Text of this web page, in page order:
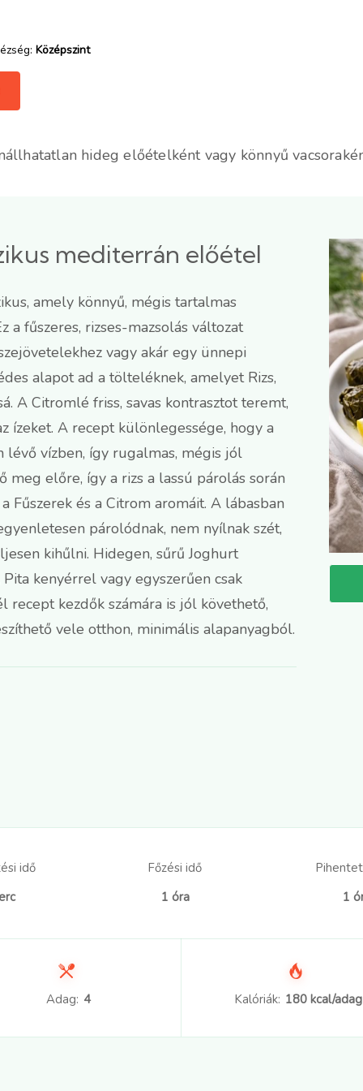
Középszint
hideg előételként vagy könnyű
mediterrán előétel
amely könnyű, mégis tartalmas
a fűszeres, rizses-mazsolás változat
vagy akár egy ünnepi
alapot ad a tölteléknek, amelyet Rizs,
A Citromlé friss, savas kontrasztot teremt,
ízeket. A recept különlegessége, hogy a
vízben, így rugalmas, mégis jól
előre, így a rizs a lassú párolás során
Fűszerek és a Citrom aromáit. A lábasban
párolódnak, nem nyílnak szét,
kihűlni. Hidegen, sűrű Joghurt
kenyérrel vagy egyszerűen csak
recept kezdők számára is jól követhető,
vele otthon, minimális alapanyagból.
idő
Főzési idő
1 óra
1
Adag: 4 Kalóriák: 180 kcal/adag